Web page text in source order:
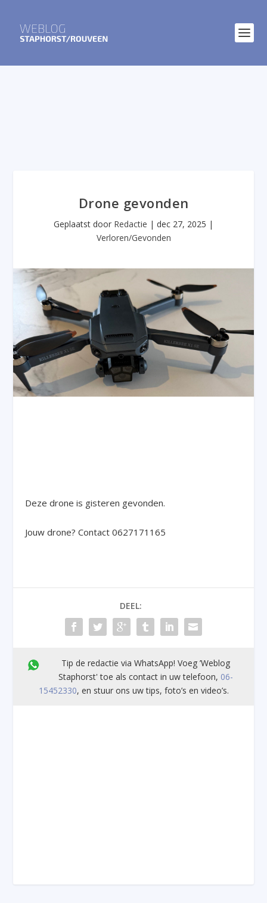
Drone gevonden
Geplaatst door Redactie | dec 27, 2025 |
Verloren/Gevonden
Deze drone is gisteren gevonden.
Jouw drone? Contact 0627171165
DEEL:
Tip de redactie via WhatsApp! Voeg ’Weblog
Staphorst' toe als contact in uw telefoon, 06-
15452330, en stuur ons uw tips, foto’s en video’s.